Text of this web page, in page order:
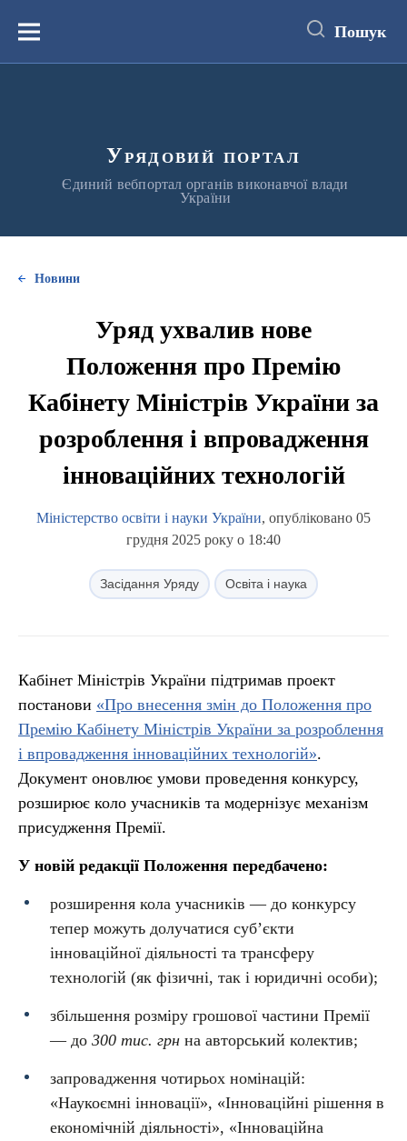
вмістуМеню Пошук
Урядовий портал
Єдиний вебпортал органів виконавчої влади
України
Новини
Уряд ухвалив нове
Положення про Премію
Кабінету Міністрів України за
розроблення і впровадження
інноваційних технологій
Міністерство освіти і науки України, опубліковано 05
грудня 2025 року о 18:40
Засідання Уряду Освіта і наука
Кабінет Міністрів України підтримав проект
постанови «Про внесення змін до Положення про
Премію Кабінету Міністрів України за розроблення
і впровадження інноваційних технологій».
Документ оновлює умови проведення конкурсу,
розширює коло учасників та модернізує механізм
присудження Премії.
У новій редакції Положення передбачено:
розширення кола учасників — до конкурсу
тепер можуть долучатися суб’єкти
інноваційної діяльності та трансферу
технологій (як фізичні, так і юридичні особи);
збільшення розміру грошової частини Премії
— до 300 тис. грн на авторський колектив;
запровадження чотирьох номінацій:
«Наукоємні інновації», «Інноваційні рішення в
економічній діяльності», «Інноваційна